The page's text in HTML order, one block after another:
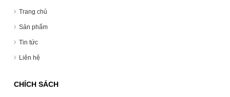
Trang chủ
Sản phẩm
Tin tức
Liên hệ
CHÍCH SÁCH